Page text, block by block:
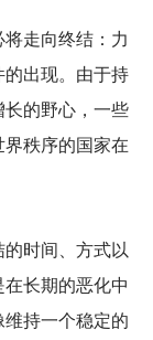
走向终结：力
出现。由于持
的野心，一些
秩序的国家在
时间、方式以
长期的恶化中
持一个稳定的